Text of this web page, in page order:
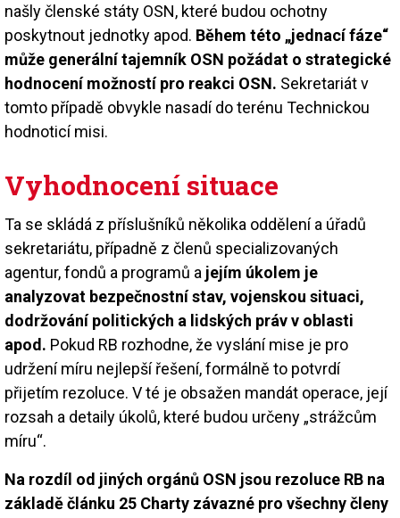
našly členské státy OSN, které budou ochotny
poskytnout jednotky apod. Během této „jednací fáze“
může generální tajemník OSN požádat o strategické
hodnocení možností pro reakci OSN. Sekretariát v
tomto případě obvykle nasadí do terénu Technickou
hodnoticí misi.
Vyhodnocení situace
Ta se skládá z příslušníků několika oddělení a úřadů
sekretariátu, případně z členů specializovaných
agentur, fondů a programů a jejím úkolem je
analyzovat bezpečnostní stav, vojenskou situaci,
dodržování politických a lidských práv v oblasti
apod. Pokud RB rozhodne, že vyslání mise je pro
udržení míru nejlepší řešení, formálně to potvrdí
přijetím rezoluce. V té je obsažen mandát operace, její
rozsah a detaily úkolů, které budou určeny „strážcům
míru“.
Na rozdíl od jiných orgánů OSN jsou rezoluce RB na
základě článku 25 Charty závazné pro všechny členy